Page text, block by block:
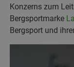
Konzerns zum
Bergsportmarke
Bergsport und